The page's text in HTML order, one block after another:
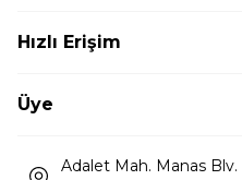
Hızlı Erişim
Üye
Adalet Mah. Manas